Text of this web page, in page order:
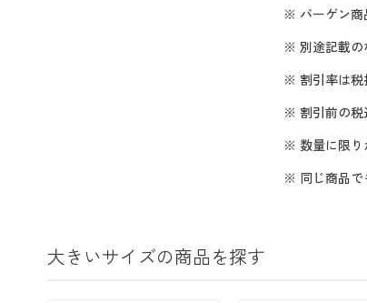
※ バーゲン商
※ 別途記載の
※ 割引率は税
※ 割引前の税
※ 数量に限り
※ 同じ商品で
大きいサイズの商品を探す